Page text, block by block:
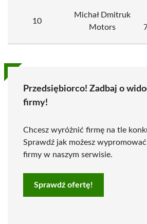
10
Michał Dmitruk
Motors
Przedsiębiorco! Zadbaj o
firmy!
Chcesz wyróżnić firmę na tle
Sprawdź jak możesz
firmy w naszym serwisie.
Sprawdź ofertę!